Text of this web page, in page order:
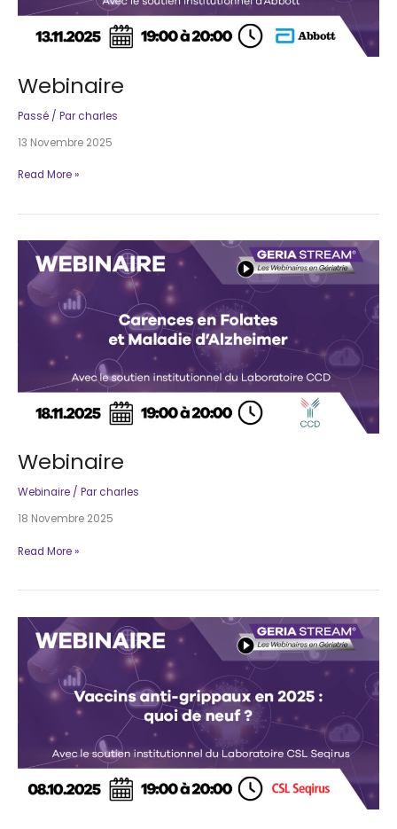
Webinaire
Passé / Parcharles
13 Novembre 2025
Webinaire
Read More »
Webinaire
Webinaire / Parcharles
18 Novembre 2025
Webinaire
Read More »